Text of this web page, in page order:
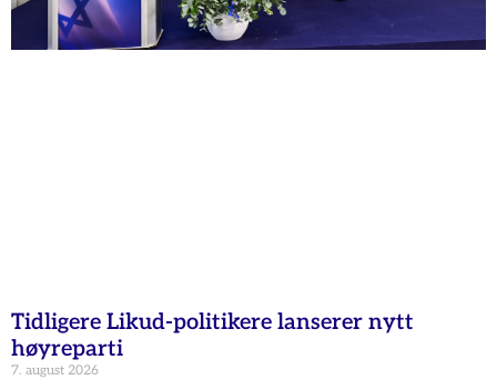
Tidligere Likud-politikere lanserer nytt
høyreparti
7. august 2026